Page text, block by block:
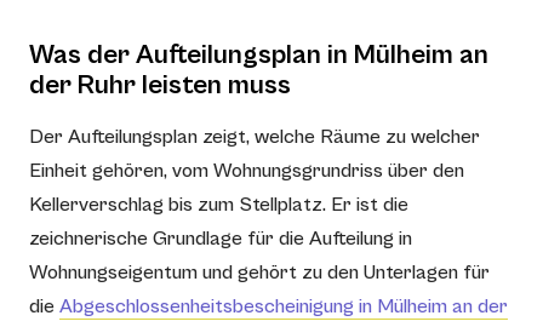
Was der Aufteilungsplan in Mülheim an
der Ruhr leisten muss
Der Aufteilungsplan zeigt, welche Räume zu welcher
Einheit gehören, vom Wohnungsgrundriss über den
Kellerverschlag bis zum Stellplatz. Er ist die
zeichnerische Grundlage für die Aufteilung in
Wohnungseigentum und gehört zu den Unterlagen für
die Abgeschlossenheitsbescheinigung in Mülheim an der